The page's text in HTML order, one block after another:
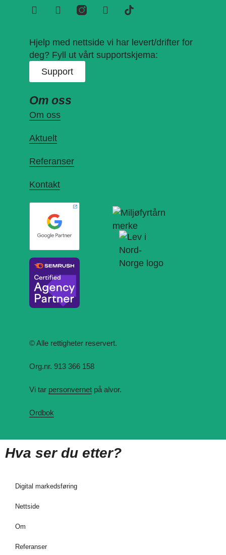
Hjelp med nettside vi har levert/drifter for
deg? Fyll ut vårt supportskjema:
Support
Om oss
Om oss
Aktuelt
Referanser
Kontakt
© Alle rettigheter reservert.
Org.nr. 913 366 158
Vi tar personvernet på alvor.
Ordbok
Hva ser du etter?
Digital markedsføring
Nettside
Om
Referanser